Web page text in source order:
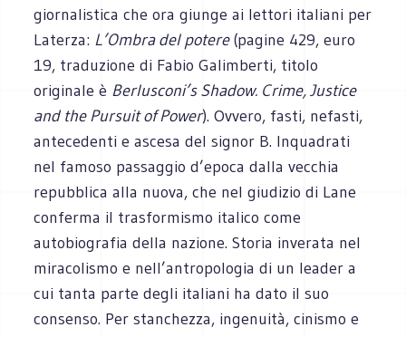
giornalistica che ora giunge ai lettori italiani per
Laterza: L’Ombra del potere(pagine 429, euro
19, traduzione di Fabio Galimberti, titolo
originale è Berlusconi’s Shadow. Crime, Justice
and the Pursuit of Power). Ovvero, fasti, nefasti,
antecedenti e ascesa del signor B. Inquadrati
nel famoso passaggio d’epoca dalla vecchia
repubblica alla nuova, che nel giudizio di Lane
conferma il trasformismo italico come
autobiografia della nazione. Storia inverata nel
miracolismo e nell’antropologia di un leader a
cui tanta parte degli italiani ha dato il suo
consenso. Per stanchezza, ingenuità, cinismo e